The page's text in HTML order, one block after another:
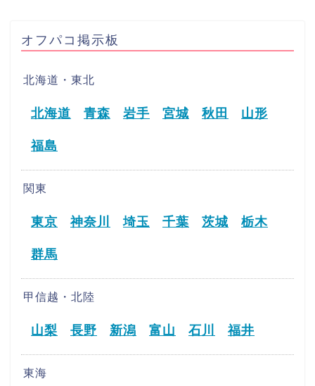
オフパコ掲示板
北海道・東北
北海道 青森 岩手 宮城 秋田 山形
福島
関東
東京 神奈川 埼玉 千葉 茨城 栃木
群馬
甲信越・北陸
山梨 長野 新潟 富山 石川 福井
東海